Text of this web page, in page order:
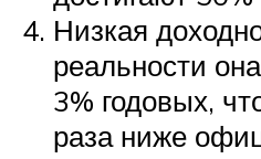
Низкая
реальности
3% годовых,
раза ниже